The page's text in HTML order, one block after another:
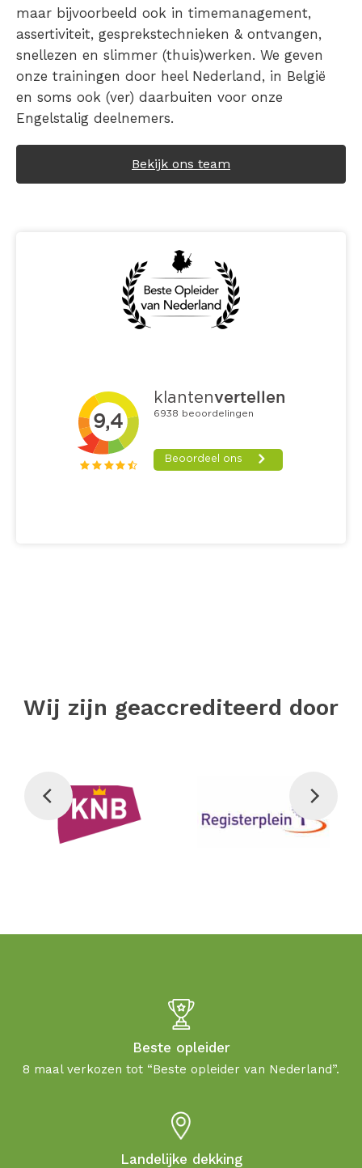
maar bijvoorbeeld ook in timemanagement,
assertiviteit, gesprekstechnieken & ontvangen,
snellezen en slimmer (thuis)werken. We geven
onze trainingen door heel Nederland, in België
en soms ook (ver) daarbuiten voor onze
Engelstalig deelnemers.
Bekijk ons team
Wij zijn geaccrediteerd door
Beste opleider
8 maal verkozen tot “Beste opleider van Nederland”.
Landelijke dekking